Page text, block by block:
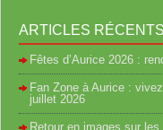
ARTICLES RÉCENTS
Fêtes d’Aurice 2026 :
Fan Zone à Aurice :
juillet 2026
Retour en images sur